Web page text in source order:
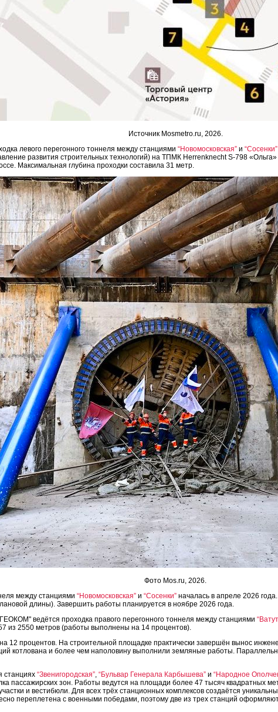
Источник Mosmetro.ru, 2026.
левого перегонного тоннеля между станциями “Новомосковская” и “Сосенки”
развития строительных технологий) на ТПМК Herrenknecht S-798
Максимальная глубина проходки составила 31 метр.
Фото Mos.ru, 2026.
между станциями “Новомосковская” и “Сосенки” началась в апреле 2026
длины). Завершить работы планируется в ноябре 2026 года.
ведётся проходка правого перегонного тоннеля между станциями
из 2550 метров (работы выполнены на 14 процентов).
на 12 процентов. На строительной площадке практически завершён вынос
котлована и более чем наполовину выполнили земляные работы.
станциях “Звенигородская”, “Бульвар Генерала Карбышева” и “Народное
пассажирских зон. Работы ведутся на площади более 47 тысяч квадратных
и вестибюли. Для всех трёх станционных комплексов создаётся
переплетена с военными победами, поэтому две из трех станций